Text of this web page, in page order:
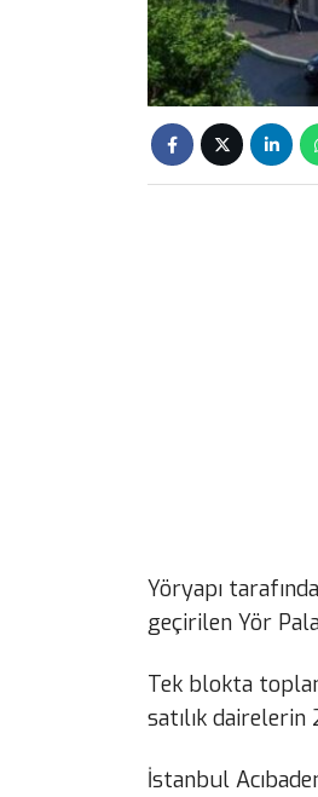
Yöryapı
geçirilen Yör
Tek blokta
satılık dairelerin
İstanbul